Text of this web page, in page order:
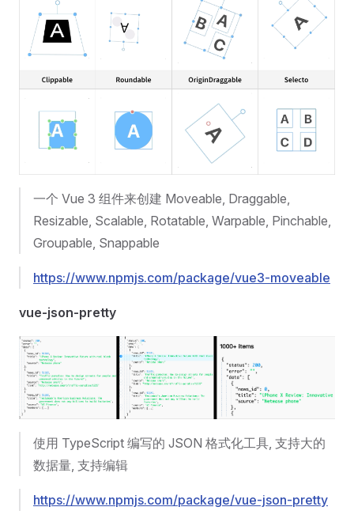
一个 Vue 3 组件来创建 Moveable, Draggable,
Resizable, Scalable, Rotatable, Warpable, Pinchable,
Groupable, Snappable
https://www.npmjs.com/package/vue3-moveable
vue-json-pretty
使用 TypeScript 编写的 JSON 格式化工具, 支持大的
数据量, 支持编辑
https://www.npmjs.com/package/vue-json-pretty